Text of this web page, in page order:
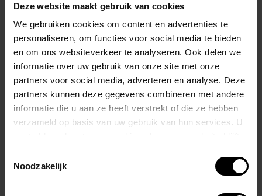
Deze website maakt gebruik van cookies
We gebruiken cookies om content en advertenties te
personaliseren, om functies voor social media te bieden
en om ons websiteverkeer te analyseren. Ook delen we
informatie over uw gebruik van onze site met onze
partners voor social media, adverteren en analyse. Deze
partners kunnen deze gegevens combineren met andere
informatie die u aan ze heeft verstrekt of die ze hebben
verzameld op basis van uw gebruik van hun services. U
Noodzakelijk
Dankzij deverstevigde naden
is deze jockstrap niet alleen
verleidelijk, maar ook duurzaam.
Debeenbanden laten de achterkant volledig open, wat zorgt
voor maximale bewegingsvrijheid en een onweerstaanbare look.
Details:
Mesh zijpanelen voor ademend comfort
Voorgevormde pouch met lift & support